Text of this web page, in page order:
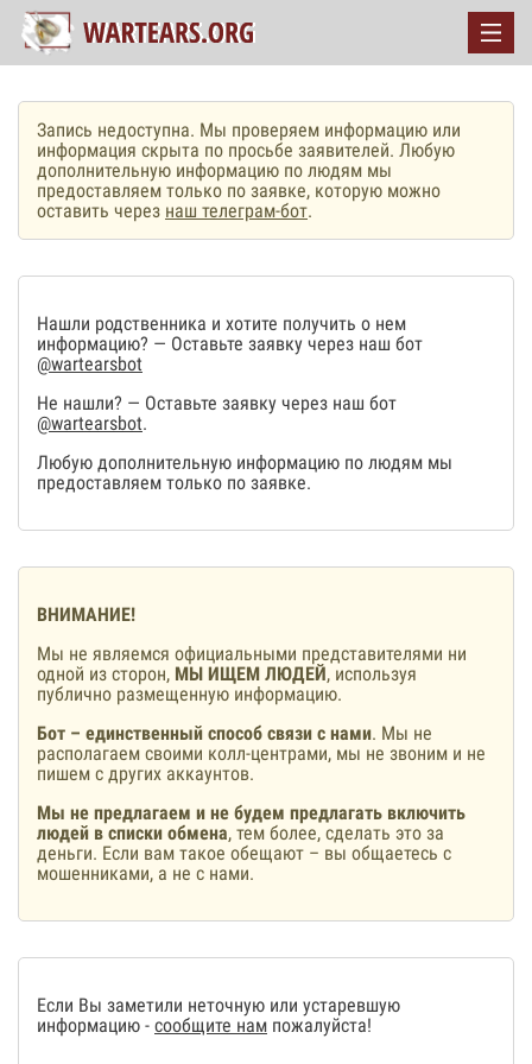
Запись недоступна. Мы проверяем информацию или
информация скрыта по просьбе заявителей. Любую
дополнительную информацию по людям мы
предоставляем только по заявке, которую можно
оставить через наш телеграм-бот.
Нашли родственника и хотите получить о нем
информацию? — Оставьте заявку через наш бот
@wartearsbot
Не нашли? — Оставьте заявку через наш бот
@wartearsbot.
Любую дополнительную информацию по людям мы
предоставляем только по заявке.
ВНИМАНИЕ!
Мы не являемся официальными представителями ни
одной из сторон, МЫ ИЩЕМ ЛЮДЕЙ, используя
публично размещенную информацию.
Бот – единственный способ связи с нами. Мы не
располагаем своими колл-центрами, мы не звоним и не
пишем с других аккаунтов.
Мы не предлагаем и не будем предлагать включить
людей в списки обмена, тем более, сделать это за
деньги. Если вам такое обещают – вы общаетесь с
мошенниками, а не с нами.
Если Вы заметили неточную или устаревшую
информацию - сообщите нам пожалуйста!